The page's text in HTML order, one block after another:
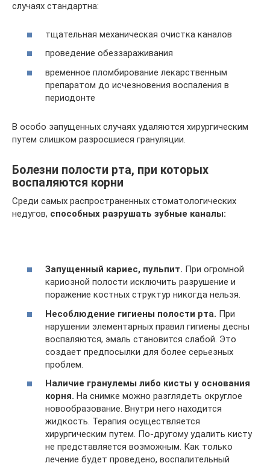
случаях стандартна:
тщательная механическая очистка каналов
проведение обеззараживания
временное пломбирование лекарственным
препаратом до исчезновения воспаления в
периодонте
В особо запущенных случаях удаляются хирургическим
путем слишком разросшиеся грануляции.
Болезни полости рта, при которых
воспаляются корни
Среди самых распространенных стоматологических
недугов, способных разрушать зубные каналы:
Запущенный кариес, пульпит. При огромной
кариозной полости исключить разрушение и
поражение костных структур никогда нельзя.
Несоблюдение гигиены полости рта. При
нарушении элементарных правил гигиены десны
воспаляются, эмаль становится слабой. Это
создает предпосылки для более серьезных
проблем.
Наличие гранулемы либо кисты у основания
корня. На снимке можно разглядеть округлое
новообразование. Внутри него находится
жидкость. Терапия осуществляется
хирургическим путем. По-другому удалить кисту
не представляется возможным. Как только
лечение будет проведено, воспалительный